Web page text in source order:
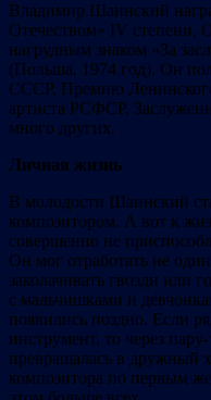
Владимир Шаинский
Отечеством» IV
нагрудным знаком «За
(Польша, 1974 год). Он
СССР, Премию
артиста РСФСР,
много других.
Личная жизнь
В молодости Шаинский
композитором. А вот к
совершенно не
Он мог отработать не
заколачивать гвозди или
с мальчишками и
появились поздно. Если
инструмент, то через
превращалась в дружный
композитора по первым